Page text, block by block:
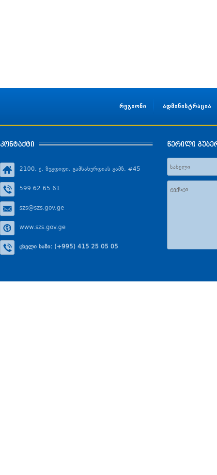
რეგიონი ადმინისტრაცია
კონტაქტი
2100, ქ. ზუგდიდი, გამსახურდიას გამზ. #45
599 62 65 61
szs@szs.gov.ge
www.szs.gov.ge
ცხელი ხაზი: (+995) 415 25 05 05
წერილი